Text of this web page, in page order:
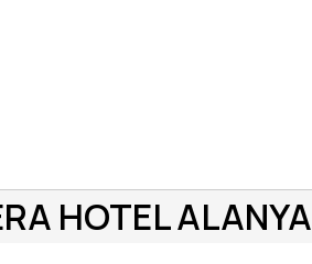
HOTEL ALANYA